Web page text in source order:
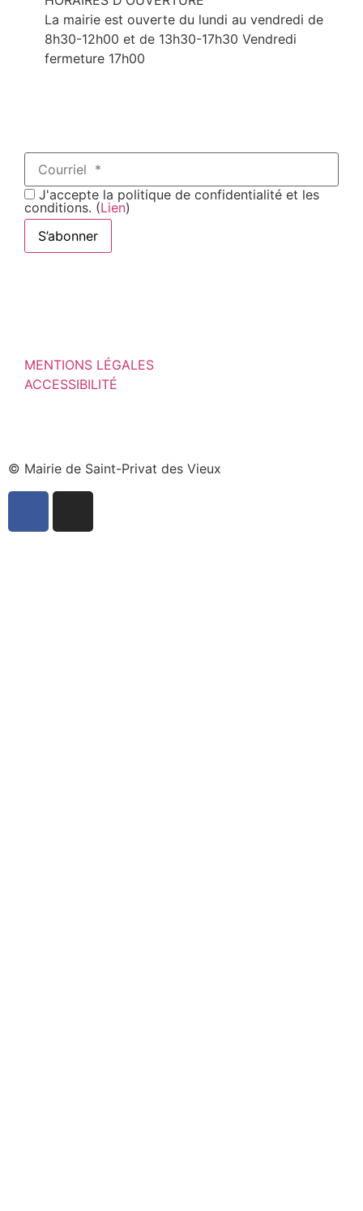
La mairie est ouverte du lundi au vendredi de
8h30-12h00 et de 13h30-17h30 Vendredi
fermeture 17h00
J'accepte la politique de confidentialité et les
conditions. (Lien)
MENTIONS LÉGALES
ACCESSIBILITÉ
© Mairie de Saint-Privat des Vieux​